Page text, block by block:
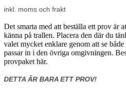
inkl. moms och frakt
Det smarta med att beställa ett prov är
känna på trallen. Placera den där du
valet mycket enklare genom att se
passar in i den övriga omgivningen.
provpaket här.
DETTA ÄR BARA ETT PROV!